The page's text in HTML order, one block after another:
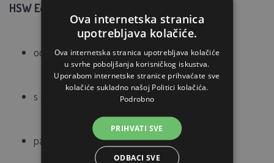
HSW Eco injekcijske igle.
od krom-nikal nehrđajućeg čelika
s Luer-Lock navojem
pakiranje sadrži 12 igala
Ova internetska stranica
upotrebljava kolačiće.
Ova internetska stranica upotrebljava kolačiće
u svrhe poboljšanja korisničkog iskustva.
Uporabom internetske stranice prihvaćate sve
kolačiće sukladno našoj Politici kolačića.
Podrobno
PRIHVATI SVE
ODBACI SVE